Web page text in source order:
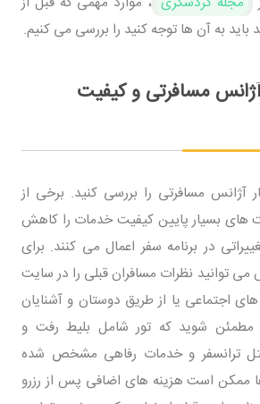
باید به آن ‌ها توجه کنید را بررسی می کنیم.
آژانس مسافرتی و کیفیت
آژانس مسافرتی را بررسی کنید. برخی از
‌های بسیار پایین کیفیت خدمات را کاهش
در برنامه سفر اعمال می کنند. برای
می ‌توانید نظرات مسافران قبلی را در سایت
اجتماعی یا از طریق دوستان و آشنایان
شوید که تور شامل بلیط رفت و
ترانسفر و خدمات رفاهی مشخص ‌شده
ممکن است هزینه ‌های اضافی پس از رزرو